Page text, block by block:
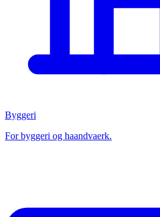
Byggeri
For byggeri og haandvaerk.